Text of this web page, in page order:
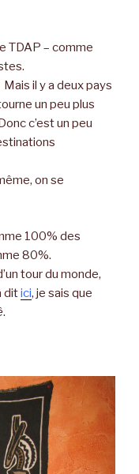
TDAP – comme
Mais il y a deux pays
un peu plus
c’est un peu
on se
100% des
80%.
tour du monde,
ditici, je sais que
.